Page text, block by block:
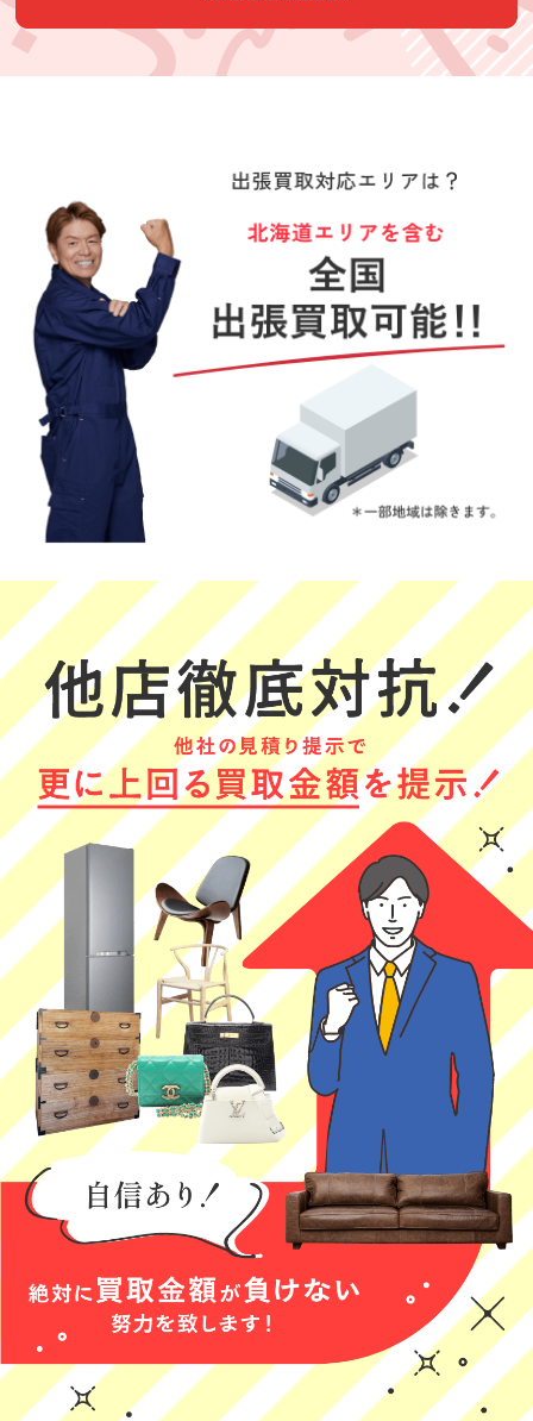
ました。
変助かりまし
ら引用)
2026年06月14日
20:27
す。ありがとう
ございました。
ら引用)
2026年06月04日
14:02
ら引用)
2026年06月03日
13:26
TAKO TSUBU
★★★★★
事前連絡から当
日の対応まで非
常に丁寧で大変
安心感のある出
張買い取りでし
た。査定根拠も
明確に説明いた
さを感じまし
た。初めて利用
する方にも自信
をもってオスス
メできる業者で
す。
(Googleのクチコミか
ら引用)
2026年06月01日
うずまきナルト
★★★★★
(Googleのクチコミか
ら引用)
2026年05月30日
★★★★★
かりました
(Googleのクチコミか
2026年05月29日
みやみぃ
★★★★★
はじめての買取
に来ていただき
ました。どんな
感じか分からず
不安だったので
すが、とても親
切丁寧で、次回
も是非利用させ
ていただきたく
思います。
(Googleのクチコミか
2026年05月28日
12:59
1
アミーアミー
★★★★★
一人暮らしの息
子が実家に戻っ
てくる時の家電
の買取でお願い
しました。作
業、説明がとて
も丁寧で人柄も
気さくな方でと
ても安心感があ
りました。他に
も色々な情報を
教えていただ
き、助かりまし
た！またぜひ利
用したいと思い
ます。
(Googleのクチコミか
ら引用)
2026年05月23日
20:06
0
Yoshii
★★★★★
査定内容の説明
が丁寧でした！
(Googleのクチコミか
ら引用)
2026年05月23日
13:42
三日月あご
★★★★★
本日、出張買取
た件ですが、正
直、怪しい業者
村上加奈
★★★★★
とても丁寧なご
です！
おもち
★★★★
初めての買取サ
ービス利用でし
たが、スタッフ
の方は丁寧で親